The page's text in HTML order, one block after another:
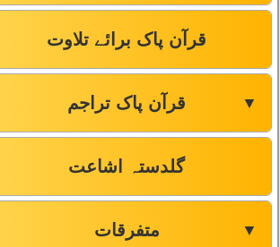
قرآن پاک برائے تلاوت
قرآن پاک تراجم ▼
گلدستہ اشاعت
متفرقات ▼